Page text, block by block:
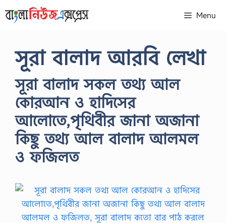
to
Menu
সূরা বালাদ আরবি লেখা
সূরা বালাদ সকল তথ্য আল
কোরআন ও হাদিসের
আলোতে,পৃথিবীর জানা অজানা
কিছু তথ্য আল বালাদ আলমল
ও ফজিলত